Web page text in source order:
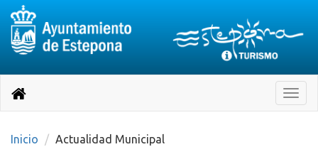
página
Toggle
Destino:
Volver
inicio
Inicio Actualidad Municipal